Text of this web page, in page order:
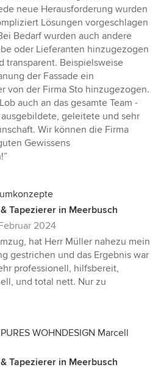
neue Herausforderung wurden
Lösungen vorgeschlagen
Bedarf wurden auch andere
oder Lieferanten hinzugezogen
transparent. Beispielsweise
der Fassade ein
von der Firma Sto hinzugezogen.
auch an das gesamte Team -
geleitete und sehr
Wir können die Firma
Gewissens
Tapezierer in Meerbusch
2024
hat Herr Müller nahezu mein
gestrichen und das Ergebnis war
professionell, hilfsbereit,
und total nett. Nur zu
WOHNDESIGN Marcell
Tapezierer in Meerbusch